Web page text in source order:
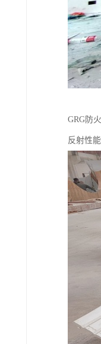
GRG防
反射性